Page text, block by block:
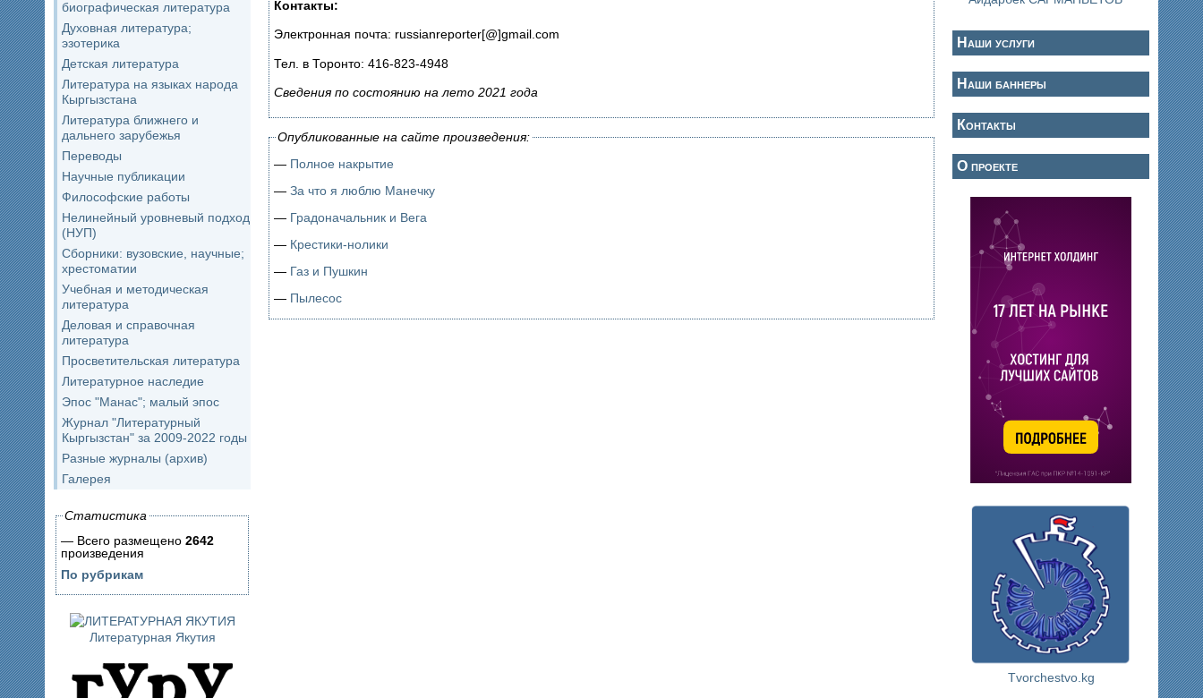
биографическая литература
Духовная литература;
эзотерика
Детская литература
Литература на языках народа
Кыргызстана
Литература ближнего и
дальнего зарубежья
Переводы
Научные публикации
Философские работы
Нелинейный уровневый подход
(НУП)
Сборники: вузовские, научные;
хрестоматии
Учебная и методическая
литература
Деловая и справочная
литература
Просветительская литература
Литературное наследие
Эпос "Манас"; малый эпос
Журнал "Литературный
Кыргызстан" за 2009-2022 годы
Разные журналы (архив)
Галерея
Статистика
— Всего размещено 2642
произведения
По рубрикам
Литературная Якутия
Контакты:
Электронная почта: russianreporter[@]gmail com
Тел. в Торонто: 416-823-4948
Сведения по состоянию на лето 2021 года
Опубликованные на сайте произведения:
— Полное накрытие
— За что я люблю Манечку
— Градоначальник и Вега
— Крестики-нолики
— Газ и Пушкин
— Пылесос
Наши услуги
Наши баннеры
Контакты
О проекте
Tvorchestvo.kg